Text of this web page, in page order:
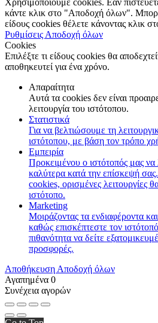
Χρησιμοποιούμε cookies. Εάν
κάντε κλικ στο "Αποδοχή όλων".
είδους cookies θέλετε κάνοντας κλικ
Ρυθμίσεις Αποδοχή όλων
Cookies
Επιλέξτε τι είδους cookies θα
αποθηκευτεί για ένα χρόνο.
Απαραίτητα
Αυτά τα cookies δεν είναι
λειτουργία του ιστότοπου.
Στατιστικά
Για να βελτιώσουμε τη
ιστότοπου, με βάση τον τρόπο
Εμπειρία
Προκειμένου ο ιστότοπός μας να
καλύτερα κατά την επίσκεψή
cookies, ορισμένες λειτουργίες
ιστότοπο.
Marketing
Μοιράζοντας τα ενδιαφέροντα
καθώς επισκέπτεστε τον
πιθανότητα να δείτε
προσφορές.
Αποθήκευση Αποδοχή όλων
Αγαπημένα 0
Συνέχεια αγορών